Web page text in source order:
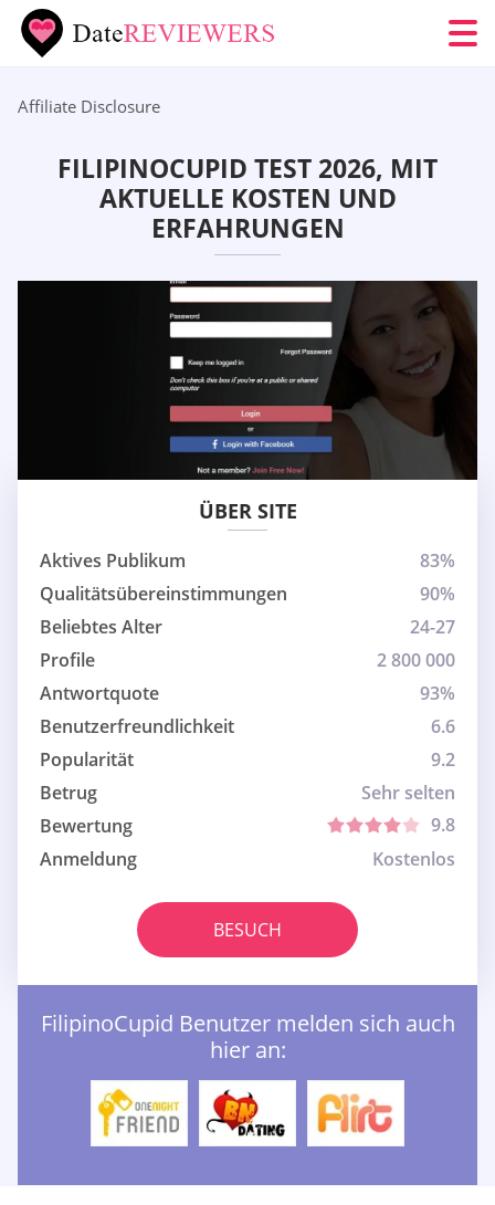
Affiliate Disclosure
FILIPINOCUPID TEST 2026, MIT
AKTUELLE KOSTEN UND
ERFAHRUNGEN
ÜBER SITE
Aktives Publikum
83%
Qualitätsübereinstimmungen
90%
Beliebtes Alter
24-27
Profile
2 800 000
Antwortquote
93%
Benutzerfreundlichkeit
6.6
Popularität
9.2
Betrug
Sehr selten
Bewertung
9.8
Anmeldung
Kostenlos
BESUCH
FilipinoCupid Benutzer melden sich auch
hier an: